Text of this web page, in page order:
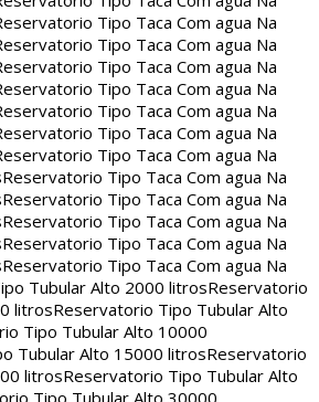
Tipo Taca Com agua Na
Tipo Taca Com agua Na
Tipo Taca Com agua Na
Tipo Taca Com agua Na
Tipo Taca Com agua Na
Tipo Taca Com agua Na
Tipo Taca Com agua Na
Reservatorio Tipo Taca Com agua Na
Reservatorio Tipo Taca Com agua Na
Reservatorio Tipo Taca Com agua Na
Reservatorio Tipo Taca Com agua Na
Reservatorio Tipo Taca Com agua Na
Tubular Alto 2000 litrosReservatorio
litrosReservatorio Tipo Tubular Alto
Tipo Tubular Alto 10000
Tubular Alto 15000 litrosReservatorio
litrosReservatorio Tipo Tubular Alto